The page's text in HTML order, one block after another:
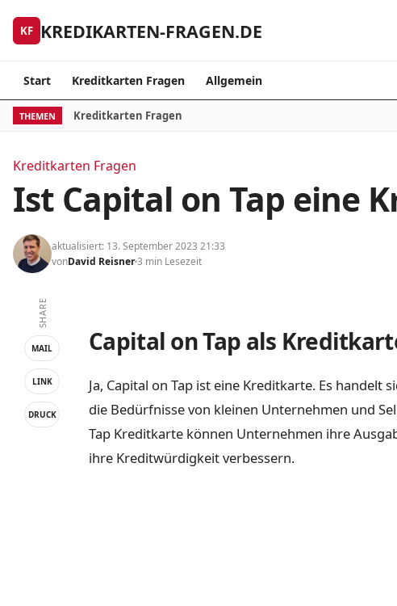
KF KREDIKARTEN-FRAGEN.DE
Start Kreditkarten Fragen Allgemein
THEMEN Kreditkarten Fragen
Kreditkarten Fragen
Ist Capital on Tap eine
aktualisiert: 13. September 2023 21:33
vonDavid Reisner3 min Lesezeit
SHARE
MAIL
LINK
DRUCK
Capital on Tap als
Ja, Capital on Tap ist eine Kreditkarte. Es
die Bedürfnisse von kleinen Unternehmen und
Tap Kreditkarte können Unternehmen ihre
ihre Kreditwürdigkeit verbessern.